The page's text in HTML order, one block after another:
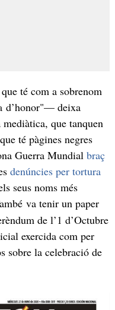
té com a sobrenom
deixa
que tanquen
té pàgines negres
Guerra Mundial braç
denúncies per tortura
seus noms més
va tenir un paper
de l’1 d’Octubre
exercida com per
sobre la celebració de